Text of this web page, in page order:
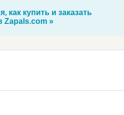
как купить и заказать
Zapals.com »